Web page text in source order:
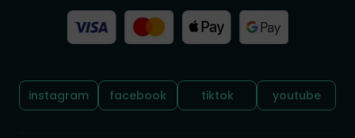
Sledujte nás:
instagram facebook tiktok youtube